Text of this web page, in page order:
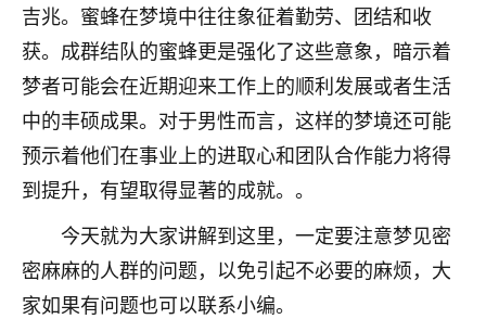
吉兆。蜜蜂在梦境中往往象征着勤劳、团结和收
获。成群结队的蜜蜂更是强化了这些意象，暗示着
梦者可能会在近期迎来工作上的顺利发展或者生活
中的丰硕成果。对于男性而言，这样的梦境还可能
预示着他们在事业上的进取心和团队合作能力将得
到提升，有望取得显著的成就。。
今天就为大家讲解到这里，一定要注意梦见密
密麻麻的人群的问题，以免引起不必要的麻烦，大
家如果有问题也可以联系小编。
七零老顽童：我母亲前年离世，刚开始我经常
做梦梦见她，后来也是朋友介绍，找到慧来老
师，安排了超度法事，做梦再也没有梦到过
了，一开始是半信半疑的，图个心安，给亡母
超度，现在看来，人不信也不行。
2天前 来自云南
优秀的张同学
老师收徒吗？？我对这些很感兴趣
15